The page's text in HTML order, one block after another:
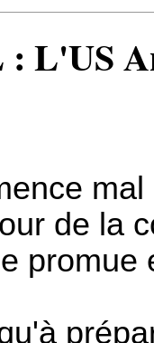
L'US
de la
promue